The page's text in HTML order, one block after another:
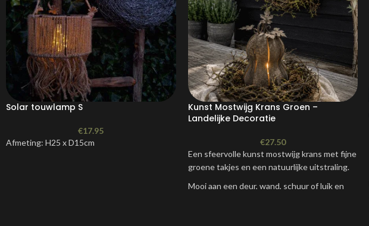
Solar touwlamp S
€17.95
Afmeting: H25 x D15cm
Kunst Mostwijg Krans Groen –
Landelijke Decoratie
€27.50
Een sfeervolle kunst mostwijg krans met fijne
groene takjes en een natuurlijke uitstraling.
Mooi aan een deur, wand, schuur of luik en